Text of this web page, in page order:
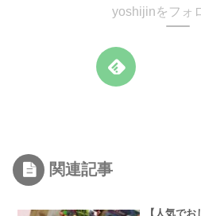
yoshijinをフォ
関連記事
【人気で